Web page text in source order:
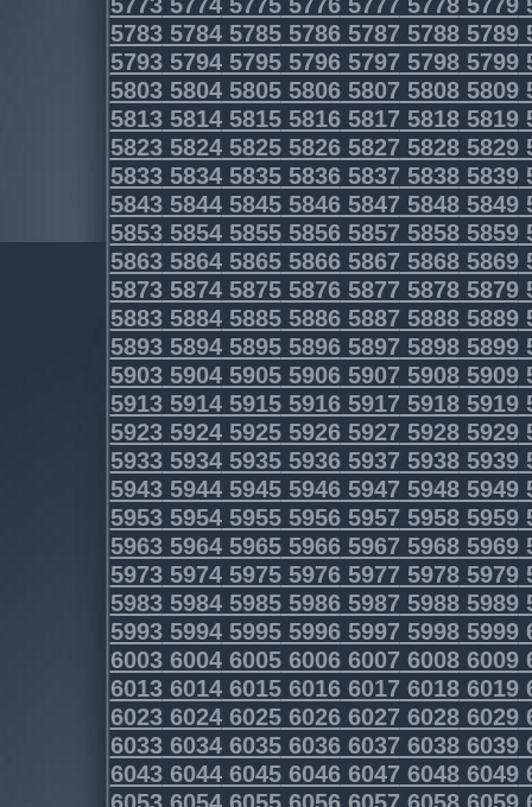
5783578457855786578757885789
5793579457955796579757985799
5803580458055806580758085809
5813581458155816581758185819
5823582458255826582758285829
5833583458355836583758385839
5843584458455846584758485849
5853585458555856585758585859
5863586458655866586758685869
5873587458755876587758785879
5883588458855886588758885889
5893589458955896589758985899
5903590459055906590759085909
5913591459155916591759185919
5923592459255926592759285929
5933593459355936593759385939
5943594459455946594759485949
5953595459555956595759585959
5963596459655966596759685969
5973597459755976597759785979
5983598459855986598759885989
5993599459955996599759985999
6003600460056006600760086009
6013601460156016601760186019
6023602460256026602760286029
6033603460356036603760386039
6043604460456046604760486049